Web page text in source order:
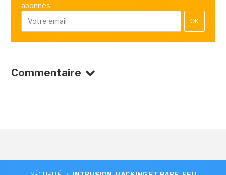
abonnés
OK
Commentaire